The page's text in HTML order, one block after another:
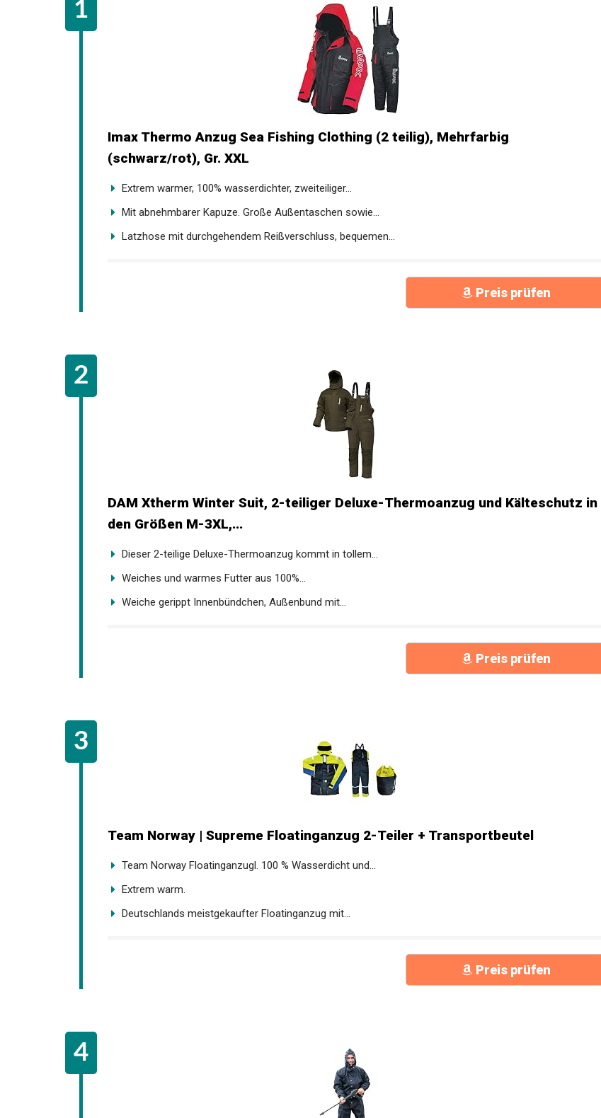
Imax Thermo Anzug Sea Fishing Clothing (2 teilig), Mehrfarbig
(schwarz/rot), Gr. XXL
Extrem warmer, 100% wasserdichter, zweiteiliger...
Mit abnehmbarer Kapuze. Große Außentaschen sowie...
Latzhose mit durchgehendem Reißverschluss, bequemen...
Preis prüfen
DAM Xtherm Winter Suit, 2-teiliger Deluxe-Thermoanzug und Kälteschutz
in den Größen M-3XL,...
Dieser 2-teilige Deluxe-Thermoanzug kommt in tollem...
Weiches und warmes Futter aus 100%...
Weiche gerippt Innenbündchen, Außenbund mit...
Preis prüfen
Team Norway | Supreme Floatinganzug 2-Teiler + Transportbeutel
Team Norway Floatinganzugl. 100 % Wasserdicht und...
Extrem warm.
Deutschlands meistgekaufter Floatinganzug mit...
Preis prüfen